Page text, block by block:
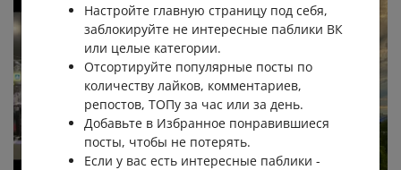
Настройте главную страницу под себя,
заблокируйте не интересные паблики ВК
или целые категории.
Отсортируйте популярные посты по
количеству лайков, комментариев,
репостов, ТОПу за час или за день.
Добавьте в Избранное понравившиеся
посты, чтобы не потерять.
Если у вас есть интересные паблики -